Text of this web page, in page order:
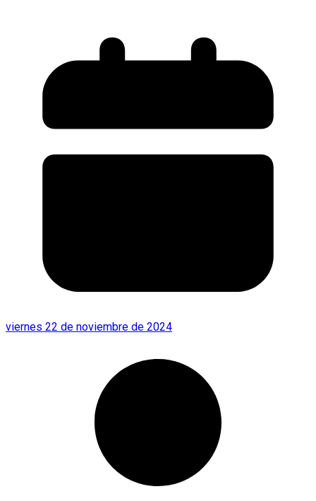
viernes 22 de noviembre de 2024